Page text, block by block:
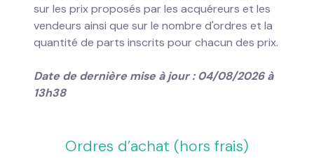
sur les prix proposés par les acquéreurs et les
vendeurs ainsi que sur le nombre d'ordres et la
quantité de parts inscrits pour chacun des prix.
Date de dernière mise à jour : 04/08/2026 à
13h38
Ordres d’achat (hors frais)